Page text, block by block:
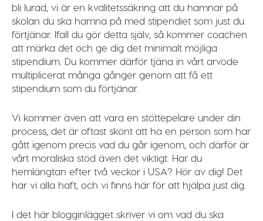
bli lurad, vi är en kvalitetssäkring att du hamnar på
skolan du ska hamna på med stipendiet som just du
förtjänar. Ifall du gör detta själv, så kommer coachen
att märka det och ge dig det minimalt möjliga
stipendium. Du kommer därför tjäna in vårt arvode
multiplicerat många gånger genom att få ett
stipendium som du förtjänar.
Vi kommer även att vara en stöttepelare under din
process, det är oftast skönt att ha en person som har
gått igenom precis vad du går igenom, och därför är
vårt moraliska stöd även det viktigt. Har du
hemlängtan efter två veckor i USA? Hör av dig! Det
har vi alla haft, och vi finns här för att hjälpa just dig.
I det här blogginlägget skriver vi om vad du ska